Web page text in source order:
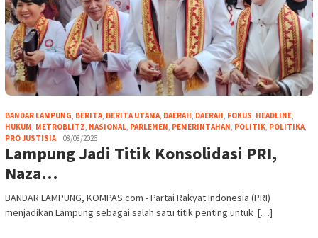
BANDAR LAMPUNG BERITA BERITA UTAMA DAERAH DAERAH FOKUS HEADLINE
HUKUM METROBLITZ NASIONAL PARLEMEN PEMERINTAHAN POLITIK POLITIKA
PRO JUSTISIA
08/08/2026
Lampung Jadi Titik Konsolidasi PRI,
Naza…
BANDAR LAMPUNG, KOMPAS.com - Partai Rakyat Indonesia (PRI)
menjadikan Lampung sebagai salah satu titik penting untuk […]